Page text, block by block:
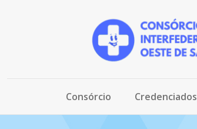
Consórcio Credenciados